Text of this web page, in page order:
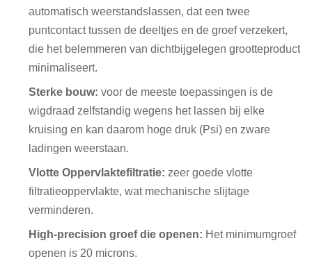
automatisch weerstandslassen, dateen twee
puntcontact tussen de deeltjes en de groef verzekert,
die het belemmeren van dichtbijgelegen grootteproduct
minimaliseert.
Sterke bouw: voor de meeste toepassingen is de
wigdraad zelfstandig wegens het lassen bij elke
kruising en kan daarom hoge druk (Psi) en zware
ladingen weerstaan.
Vlotte Oppervlaktefiltratie: zeer goede vlotte
filtratieoppervlakte, watmechanische slijtage
verminderen.
High-precision groef die openen: Het minimumgroef
openen is 20 microns.